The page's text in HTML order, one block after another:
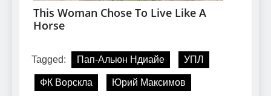
Tagged: Пап-Альюн Ндиайе УПЛ
ФК Ворскла Юрий Максимов